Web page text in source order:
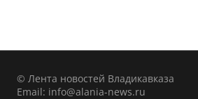
© Лента новостей Владикавказа
Email: info@alania-news.ru